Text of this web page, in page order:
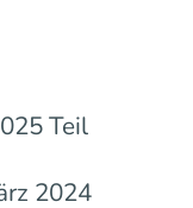
Teil
2024